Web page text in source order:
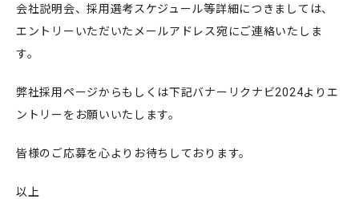
会社説明会、採用選考スケジュール等詳細につきましては、
エントリーいただいたメールアドレス宛にご連絡いたしま
す。
弊社採用ページからもしくは下記バナーリクナビ2024よりエ
ントリーをお願いいたします。
皆様のご応募を心よりお待ちしております。
以上